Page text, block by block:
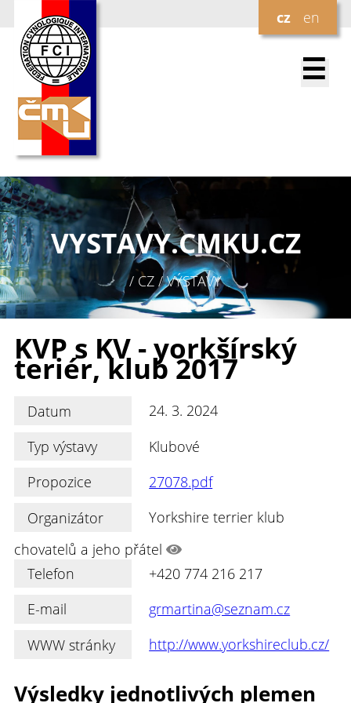
cz en
☰
VYSTAVY.CMKU.CZ
/ CZ / VÝSTAVY
KVP s KV - yorkšírský
teriér, klub 2017
Datum
24. 3. 2024
Typ výstavy
Klubové
Propozice
27078.pdf
Organizátor
Yorkshire terrier klub
chovatelů a jeho přátel
Telefon
+420 774 216 217
E-mail
grmartina@seznam.cz
WWW stránky
http://www.yorkshireclub.cz/
Výsledky jednotlivých plemen